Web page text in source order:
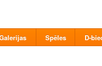
Spēles D-